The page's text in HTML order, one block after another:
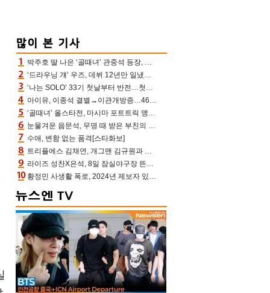
박주호 딸 나은 ‘골때녀’ 관중석 등장, 김민재 복제인간 보고 혼란 [결정적장면]
‘드라우닝 걔’ 우즈, 데뷔 12년만 일냈다…체조경기장 입성 확정
‘나는 SOLO’ 33기 첫날부터 반전…첫인상 0표 영호, 호감남 급부상
아이유, 이종석 결별→이관개방증…46장 꽉 채운 유애나 ♥ “열심히 사는 중”
‘골때녀’ 올스타전, 마시마 포트트릭 맹추격전 5:4 골 잔치 ‘짜릿’ [어제TV]
눈물겨운 음문석, 무명 때 받은 부친의 전재산→폐암 父 세상 떠나기 전 여행(유퀴즈)[어제TV]
수애, 변함 없는 품격[스타화보]
트리플에스 김채연, 개그맨 김규원과 함께 프리뷰쇼 진행 [포토엔HD]
라이즈 성찬X은석, 8일 잠실야구장 뜬다…시구 시타+특별공연까지
황정민 사생활 폭로, 2024년 제보자 있었나 “네가 회사에 전화했니” 녹취록 공개 파장